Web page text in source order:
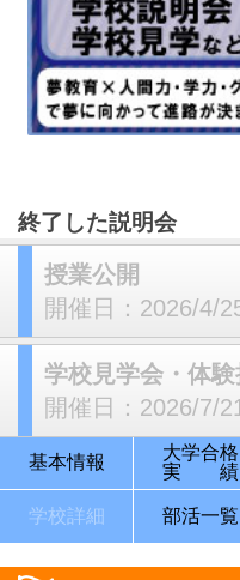
終了した説明会
授業公開
開催日： 2026/4/
学校見学会・体
開催日： 2026/7/
基本情報
大学合格
実 績
学校詳細 部活一覧